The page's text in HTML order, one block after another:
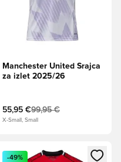
Manchester United Srajca
za izlet 2025/26
55,95 €99,95 €
X-Small, Small
član
Odpre Modal za prijavo ali
-49%